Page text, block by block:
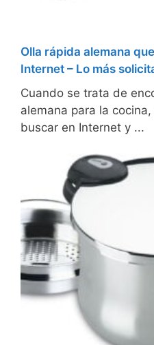
Olla rápida alemana
Internet – Lo más
Cuando se trata de
alemana para la
buscar en Internet y ...